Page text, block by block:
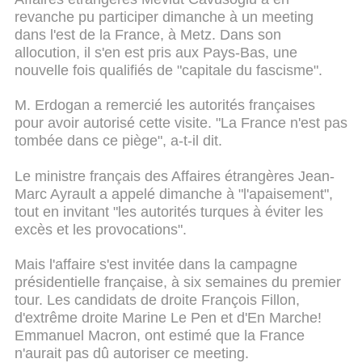
revanche pu participer dimanche à un meeting
dans l'est de la France, à Metz. Dans son
allocution, il s'en est pris aux Pays-Bas, une
nouvelle fois qualifiés de "capitale du fascisme".
M. Erdogan a remercié les autorités françaises
pour avoir autorisé cette visite. "La France n'est pas
tombée dans ce piège", a-t-il dit.
Le ministre français des Affaires étrangères Jean-
Marc Ayrault a appelé dimanche à "l'apaisement",
tout en invitant "les autorités turques à éviter les
excès et les provocations".
Mais l'affaire s'est invitée dans la campagne
présidentielle française, à six semaines du premier
tour. Les candidats de droite François Fillon,
d'extrême droite Marine Le Pen et d'En Marche!
Emmanuel Macron, ont estimé que la France
n'aurait pas dû autoriser ce meeting.